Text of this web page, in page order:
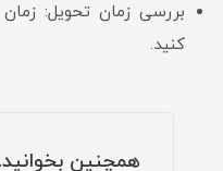
بررسی زمان تحویل:
کنید.
همچنین